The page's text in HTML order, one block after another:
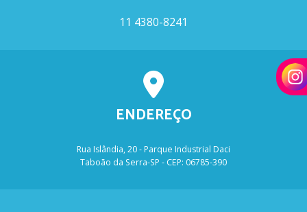
11 4380-8241
ENDEREÇO
Rua Islândia, 20 - Parque Industrial Daci
Taboão da Serra-SP - CEP: 06785-390